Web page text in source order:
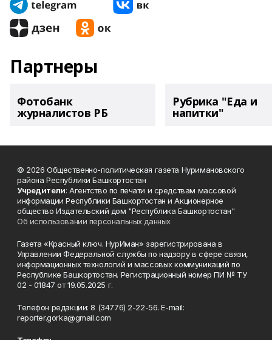
Партнеры
Фотобанк
журналистов РБ
Рубрика "Еда и
напитки"
© 2026 Общественно-политическая газета Нуримановского
района Республики Башкортостан
Учредители: Агентство по печати и средствам массовой
информации Республики Башкортостан и Акционерное
общество Издательский дом "Республика Башкортостан"
Об использовании персональных данных
Газета «Красный ключ. НурИман» зарегистрирована в
Управлении Федеральной службы по надзору в сфере связи,
информационных технологий и массовых коммуникаций по
Республике Башкортостан. Регистрационный номер ПИ № ТУ
02 - 01847 от 19.05.2025 г.
Телефон редакции: 8 (34776) 2-22-56. E-mail:
reporter.gorka@gmail.com